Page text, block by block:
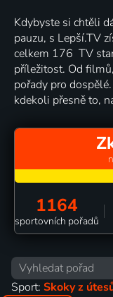
Kdybyste si chtěli
pauzu, s Lepší.TV
celkem 176 TV
příležitost. Od
pořady pro
kdekoli přesně to,
1164
sportovních pořadů
Sport: Skoky z